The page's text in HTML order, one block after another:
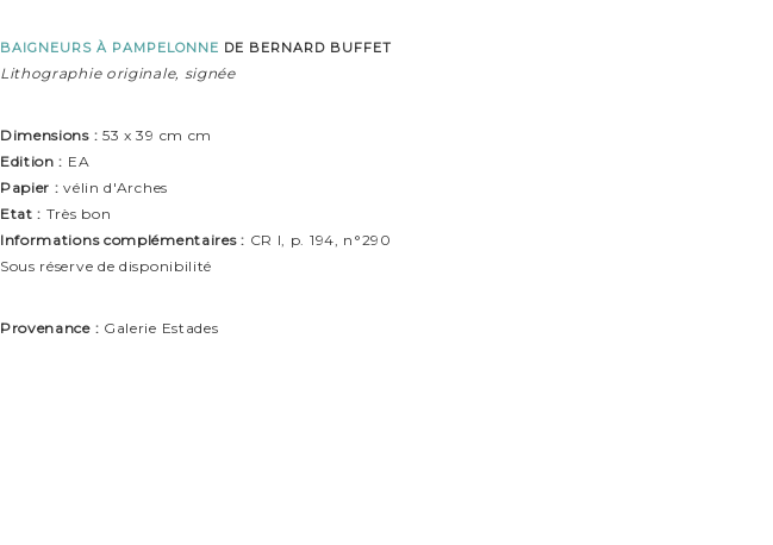
BAIGNEURS À PAMPELONNE DE BERNARD BUFFET
Lithographie originale, signée
Dimensions : 53 x 39 cm cm
Edition : EA
Papier : vélin d'Arches
Etat : Très bon
Informations complémentaires : CR I, p. 194, n°290
Sous réserve de disponibilité
Provenance : Galerie Estades